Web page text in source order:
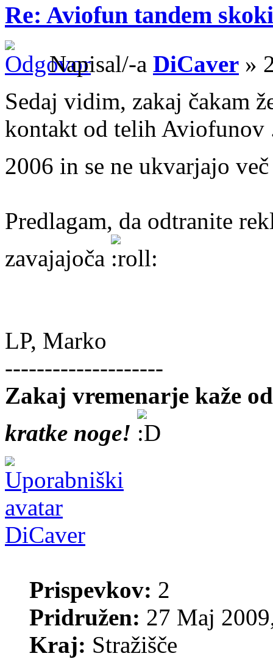
Re: Aviofun tandem skoki
Napisal/-a DiCaver »
Sedaj vidim, zakaj čakam
kontakt od telih Aviofunov
2006 in se ne ukvarjajo
Predlagam, da odtranite
zavajajoča
LP, Marko
--------------------
Zakaj vremenarje kaže
kratke noge!
DiCaver
Prispevkov: 2
Pridružen: 27 Maj
Kraj: Stražišče